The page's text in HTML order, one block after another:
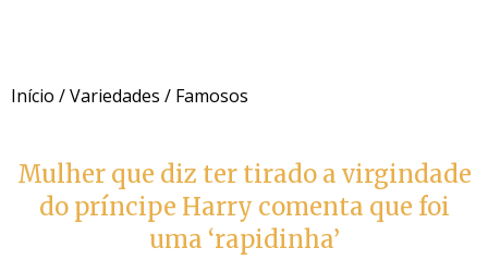
Início /Variedades / Famosos
Mulher que diz ter tirado a virgindade
do príncipe Harry comenta que foi
uma ‘rapidinha’